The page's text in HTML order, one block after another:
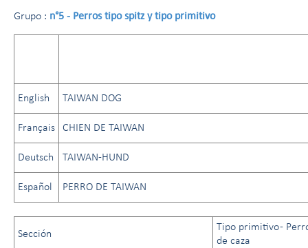
Grupo : n°5 - Perros tipo spitz y tipo primitivo
English TAIWAN DOG
Français CHIEN DE TAIWAN
Deutsch TAIWAN-HUND
Español PERRO DE TAIWAN
Sección
Tipo primitivo -
de caza